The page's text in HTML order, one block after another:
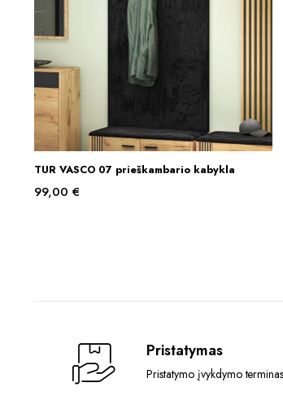
Į KREPŠELĮ
TUR VASCO 07 prieškambario kabykla
99,00 €
Pristatymas
Pristatymo įvykdymo